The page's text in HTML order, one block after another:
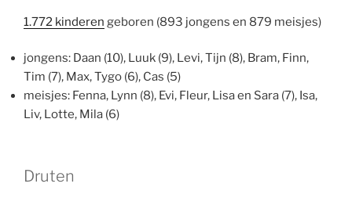
1.772 kinderen geboren (893 jongens en 879 meisjes)
jongens: Daan (10), Luuk (9), Levi, Tijn (8), Bram, Finn,
Tim (7), Max, Tygo (6), Cas (5)
meisjes: Fenna, Lynn (8), Evi, Fleur, Lisa en Sara (7), Isa,
Liv, Lotte, Mila (6)
Druten